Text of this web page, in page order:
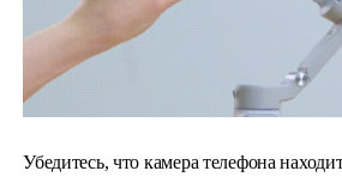
Убедитесь, что камера телефона